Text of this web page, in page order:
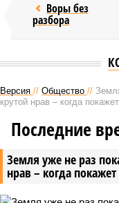
Воры без
разбора
Версия // Общество //
крутой нрав – когда
Земля уже не раз
нрав – когда покажет
Последние